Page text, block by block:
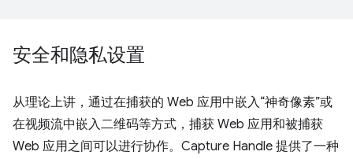
安全和隐私设置
从理论上讲，通过在捕获的 Web 应用中嵌入“神奇像素”或
在视频流中嵌入二维码等方式，捕获 Web 应用和被捕获
Web 应用之间可以进行协作。Capture Handle 提供了一种